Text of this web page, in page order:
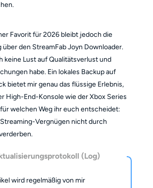
Favorit für 2026 bleibt jedoch die
über den StreamFab Joyn Downloader.
keine Lust auf Qualitätsverlust und
habe. Ein lokales Backup auf
bietet mir genau das flüssige Erlebnis,
High-End-Konsole wie der Xbox Series
welchen Weg ihr euch entscheidet:
Vergnügen nicht durch
(Log)
wird regelmäßig von mir